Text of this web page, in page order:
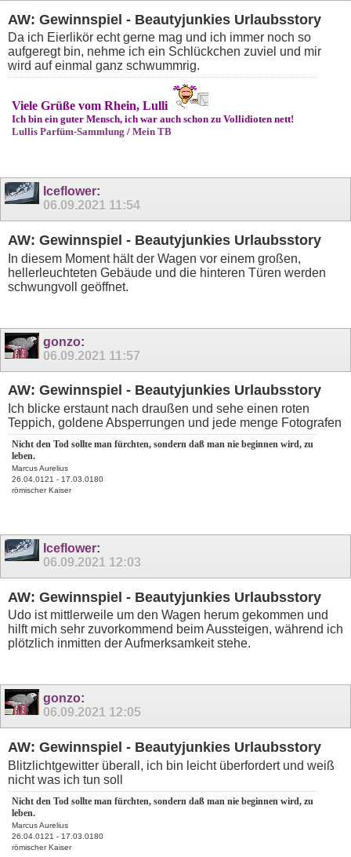
AW: Gewinnspiel - Beautyjunkies Urlaubsstory
Da ich Eierlikör echt gerne mag und ich immer noch so
aufgeregt bin, nehme ich ein Schlückchen zuviel und mir
wird auf einmal ganz schwummrig.
Viele Grüße vom Rhein, Lulli
Ich bin ein guter Mensch, ich war auch schon zu Vollidioten nett!
Lullis Parfüm-Sammlung / Mein TB
Iceflower:
06.09.2021 11:54
AW: Gewinnspiel - Beautyjunkies Urlaubsstory
In diesem Moment hält der Wagen vor einem großen,
hellerleuchteten Gebäude und die hinteren Türen werden
schwungvoll geöffnet.
gonzo:
06.09.2021 11:57
AW: Gewinnspiel - Beautyjunkies Urlaubsstory
Ich blicke erstaunt nach draußen und sehe einen roten
Teppich, goldene Absperrungen und jede menge Fotografen
Nicht den Tod sollte man fürchten, sondern daß man nie beginnen wird, zu
leben.
Marcus Aurelius
26.04.0121 - 17.03.0180
römischer Kaiser
Iceflower:
06.09.2021 12:03
AW: Gewinnspiel - Beautyjunkies Urlaubsstory
Udo ist mittlerweile um den Wagen herum gekommen und
hilft mich sehr zuvorkommend beim Aussteigen, während ich
plötzlich inmitten der Aufmerksamkeit stehe.
gonzo:
06.09.2021 12:05
AW: Gewinnspiel - Beautyjunkies Urlaubsstory
Blitzlichtgewitter überall, ich bin leicht überfordert und weiß
nicht was ich tun soll
Nicht den Tod sollte man fürchten, sondern daß man nie beginnen wird, zu
leben.
Marcus Aurelius
26.04.0121 - 17.03.0180
römischer Kaiser